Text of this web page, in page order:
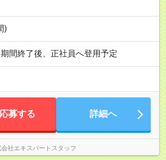
)
間終了後、正社員へ登用予定
応募する 詳細へ
会社エキスパートスタッフ